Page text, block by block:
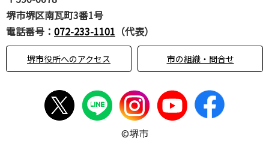
堺市堺区南瓦町3番1号
電話番号： 072-233-1101 （代表）
堺市役所へのアクセス 市の組織・問合せ
©堺市